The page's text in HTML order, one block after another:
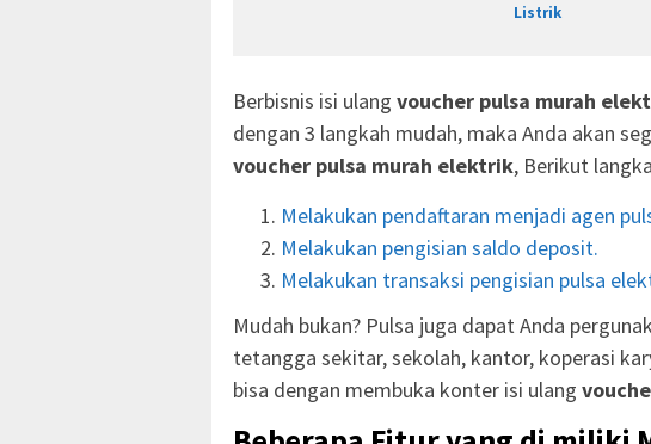
Listrik
Berbisnis isi ulang voucher pulsa murah
dengan 3 langkah mudah, maka Anda akan
voucher pulsa murah elektrik, Berikut
Melakukan pendaftaran menjadi agen
Melakukan pengisian saldo deposit.
Melakukan transaksi pengisian pulsa
Mudah bukan? Pulsa juga dapat Anda
tetangga sekitar, sekolah, kantor, koperasi
bisa dengan membuka konter isi ulang